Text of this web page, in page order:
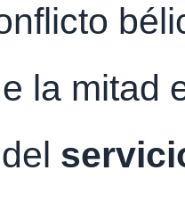
la mitad